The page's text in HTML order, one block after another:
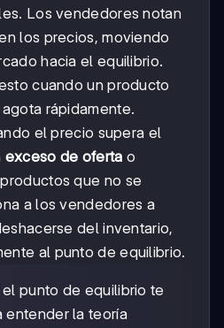
Los vendedores notan
los precios, moviendo
hacia el equilibrio.
cuando un producto
rápidamente.
el precio supera el
exceso de oferta o
que no se
a los vendedores a
del inventario,
al punto de equilibrio.
punto de equilibrio te
entender la teoría